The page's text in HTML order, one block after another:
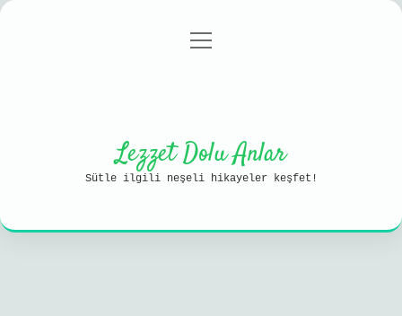
Gizlilik Politikası
menüyü
Lezzet Dolu Anlar
Sütle ilgili neşeli hikayeler keşfet!